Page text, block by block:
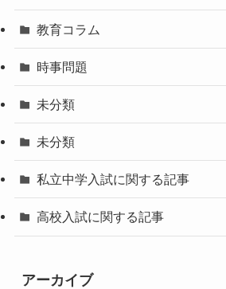
教育コラム
時事問題
未分類
未分類
私立中学入試に関する記事
高校入試に関する記事
アーカイブ